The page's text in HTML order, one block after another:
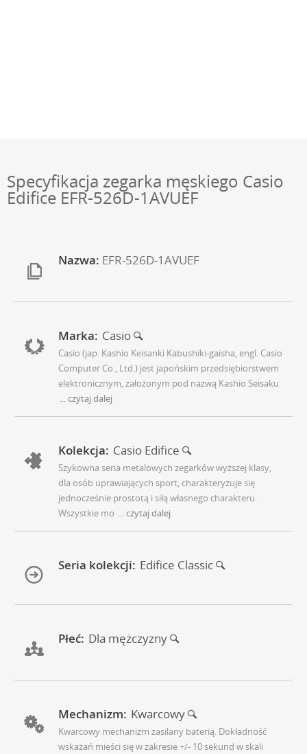
Specyfikacja zegarka męskiego Casio
Edifice EFR-526D-1AVUEF
Nazwa: EFR-526D-1AVUEF
Marka: Casio
Casio (jap. Kashio Keisanki Kabushiki-gaisha, engl. Casio
Computer Co., Ltd.) jest japońskim przedsiębiorstwem
elektronicznym, założonym pod nazwą Kashio Seisaku
... czytaj dalej
Kolekcja: Casio Edifice
Szykowna seria metalowych zegarków wyższej klasy,
dla osób uprawiających sport, charakteryzuje się
jednocześnie prostotą i siłą własnego charakteru.
Wszystkie mo ... czytaj dalej
Seria kolekcji: Edifice Classic
Płeć: Dla mężczyzny
Mechanizm: Kwarcowy
Kwarcowy mechanizm zasilany baterią. Dokładność
wskazań mieści się w zakresie +/- 10 sekund w skali